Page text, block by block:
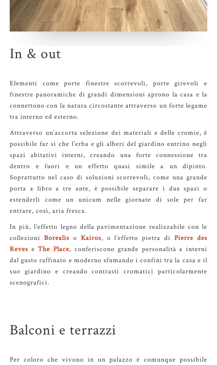
In & out
Elementi come porte finestre scorrevoli, porte girevoli e
finestre panoramiche di grandi dimensioni aprono la casa e la
connettono con la natura circostante attraverso un forte legame
tra interno ed esterno.
Attraverso un’accorta selezione dei materiali e delle cromie, è
possibile far sì che l’erba e gli alberi del giardino entrino negli
spazi abitativi interni, creando una forte connessione tra
dentro e fuori e un effetto quasi simile a un dipinto.
Soprattutto nel caso di soluzioni scorrevoli, come una grande
porta a libro a tre ante, è possibile separare i due spazi o
estenderli come un unicum nelle giornate di sole per far
entrare, così, aria fresca.
In più, l’effetto legno della pavimentazione realizzabile con le
collezioni Borealis o Kairos, o l’effetto pietra diPierre des
Reves eThe Place, conferiscono grande personalità a interni
dal gusto raffinato e moderno sfumando i confini tra la casa e il
suo giardino e creando contrasti cromatici particolarmente
scenografici.
Balconi e terrazzi
Per coloro che vivono in un palazzo è comunque possibile